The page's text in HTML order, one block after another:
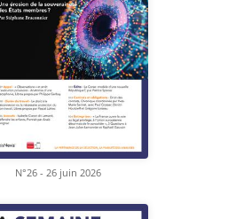
N°26 - 26 juin 2026